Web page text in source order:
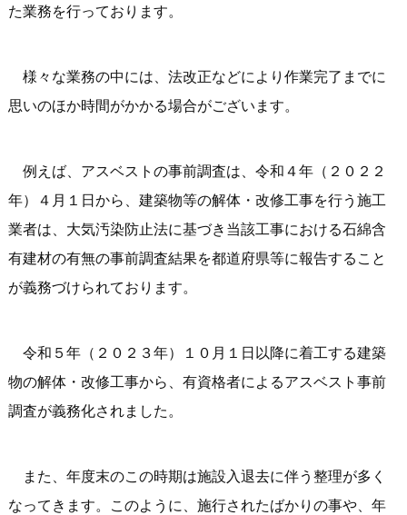
た業務を行っております。
様々な業務の中には、法改正などにより作業完了までに
思いのほか時間がかかる場合がございます。
例えば、アスベストの事前調査は、令和４年（２０２２
年）４月１日から、建築物等の解体・改修工事を行う施工
業者は、大気汚染防止法に基づき当該工事における石綿含
有建材の有無の事前調査結果を都道府県等に報告すること
が義務づけられております。
令和５年（２０２３年）１０月１日以降に着工する建築
物の解体・改修工事から、有資格者によるアスベスト事前
調査が義務化されました。
また、年度末のこの時期は施設入退去に伴う整理が多く
なってきます。このように、施行されたばかりの事や、年